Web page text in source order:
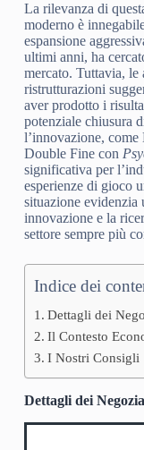
La rilevanza di
moderno è
espansione
ultimi anni, ha
mercato. Tuttavia,
ristrutturazioni
aver prodotto i
potenziale chiusura
l’innovazione,
Double Fine con
significativa per
esperienze di gioco
situazione evidenzia
innovazione e la
settore sempre più
Indice dei
Dettagli dei
Il Contesto
I Nostri Consigli
Dettagli dei